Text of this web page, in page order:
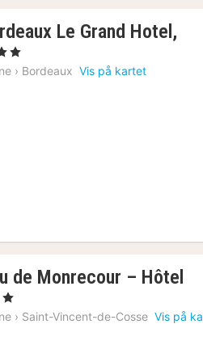
Le Grand Hotel,
› Bordeaux Vis på kartet
de Monrecour – Hôtel
› Saint-Vincent-de-Cosse Vis på